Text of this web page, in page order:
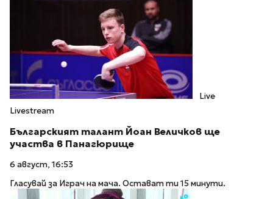
Live
Livestream
Българският талант Йоан Величков ще
участва в Панагюрище
6 август, 16:53
Гласувай за Играч на мача. Остават ти 15 минути.